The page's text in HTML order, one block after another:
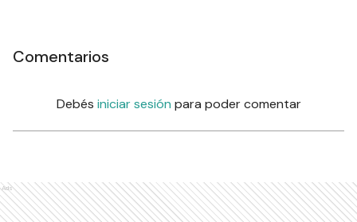
Comentarios
Debés iniciar sesión para poder comentar
Ads